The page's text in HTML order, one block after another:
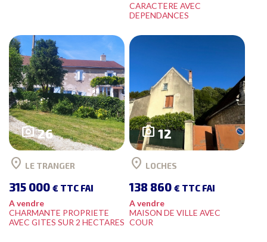
CARACTERE AVEC
DEPENDANCES
photo_camera26
location_on LE TRANGER
315 000€ TTC FAI
A vendre
CHARMANTE PROPRIETE
AVEC GITES SUR 2 HECTARES
photo_camera12
location_on LOCHES
138 860€ TTC FAI
A vendre
MAISON DE VILLE AVEC
COUR